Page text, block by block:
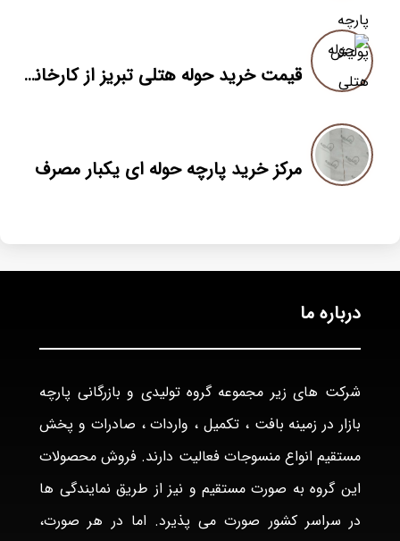
قیمت خرید حوله هتلی تبریز از کارخانه حوله بافی
مرکز خرید پارچه حوله ای یکبار مصرف
درباره ما
شرکت های زیر مجموعه گروه تولیدی و بازرگانی پارچه
بازار در زمینه بافت ، تکمیل ، واردات ، صادرات و پخش
مستقیم انواع منسوجات فعالیت دارند. فروش محصولات
این گروه به صورت مستقیم و نیز از طریق نمایندگی ها
در سراسر کشور صورت می پذیرد. اما در هر صورت،